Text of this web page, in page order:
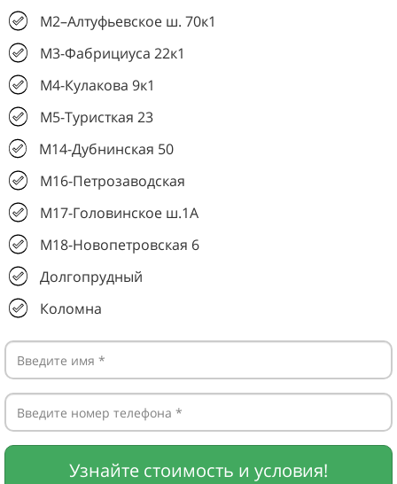
М2–Алтуфьевское ш. 70к1
М3-Фабрициуса 22к1
М4-Кулакова 9к1
М5-Туристкая 23
М14-Дубнинская 50
М16-Петрозаводская
М17-Головинское ш.1А
М18-Новопетровская 6
Долгопрудный
Коломна
Узнайте стоимость и условия!